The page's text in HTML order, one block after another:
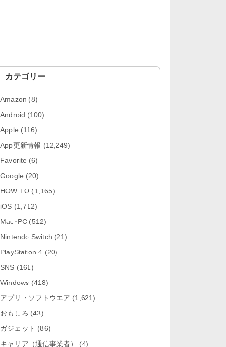
版をリリース。AIプロ...
イバル 26.40」iOS向...
ザ 151.0.7922....
向け最新版...
「Google カレンダー 26.29.4」iOS
向け最新版をリリース。...
「Instagram 441.0.0」iOS向け最新
「Google ドライブ - 安全なオンラ
「Google 翻訳 10.31.311」iOS向
「Microsoft Excel 2.112.3」iOS向
カテゴリー
Amazon (8)
Android (100)
Apple (116)
App更新情報 (12,249)
Favorite (6)
Google (20)
HOW TO (1,165)
iOS (1,712)
Mac･PC (512)
Nintendo Switch (21)
PlayStation 4 (20)
SNS (161)
Windows (418)
アプリ・ソフトウエア (1,621)
おもしろ (43)
ガジェット (86)
キャリア（通信事業者）
(4)